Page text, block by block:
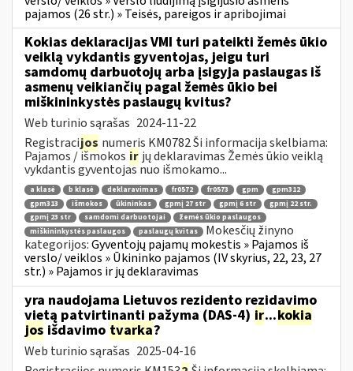
pajamos (26 str.) » Teisės, pareigos ir apribojimai
Kokias deklaracijas VMI turi pateikti žemės ūkio
veiklą vykdantis gyventojas, jeigu turi
samdomų darbuotojų arba įsigyja paslaugas iš
asmenų veikiančių pagal žemės ūkio bei
miškininkystės paslaugų kvitus?
Web turinio sąrašas 2024-11-22
Registracijos numeris KM0782 Ši informacija skelbiama:
Pajamos / išmokos ir jų deklaravimas Žemės ūkio veiklą
vykdantis gyventojas nuo išmokamo...
a klasė b klasė deklaravimas fr0572 fr0573 gpm
gpm312
gpm313
išmokos ūkininkas gpmį 27 str gpmį 6 str
gpmį 22 str.
gpmį 23 str
samdomi darbuotojai
žemės ūkio paslaugos
miškininkystės paslaugos
paslaugų kvitas
Mokesčių žinyno
kategorijos:Gyventojų pajamų mokestis » Pajamos iš
verslo/ veiklos » Ūkininko pajamos (IV skyrius, 22, 23, 27
str.) » Pajamos ir jų deklaravimas
yra naudojama Lietuvos rezidento rezidavimo
vietą patvirtinanti pažyma (DAS-4) ir...kokia
jos išdavimo tvarka?
Web turinio sąrašas 2025-04-16